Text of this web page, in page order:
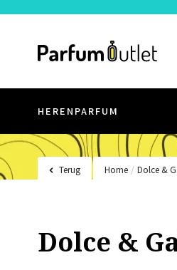
HERENPARFUM
Terug Home / Dolce &
Dolce &